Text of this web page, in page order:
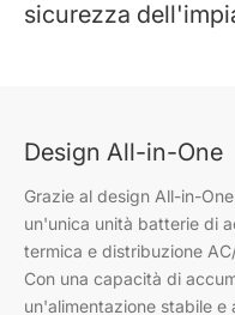
sicurezza
Design All-in-One
Grazie al design All-in-
un'unica unità batterie di
termica e distribuzione
Con una capacità di
un'alimentazione stabile